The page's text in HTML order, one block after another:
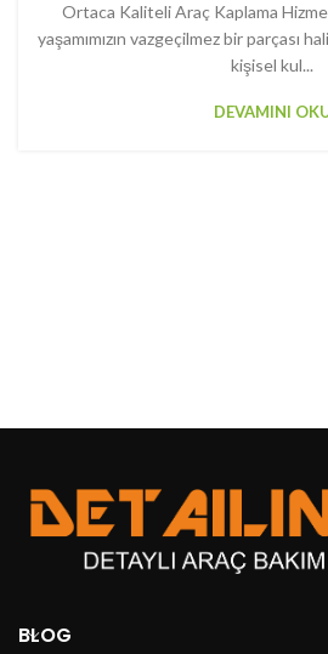
Ortaca Kaliteli Araç Kaplama
yaşamımızın vazgeçilmez bir parçası
kişisel kul...
DEVAMINI
BLOG